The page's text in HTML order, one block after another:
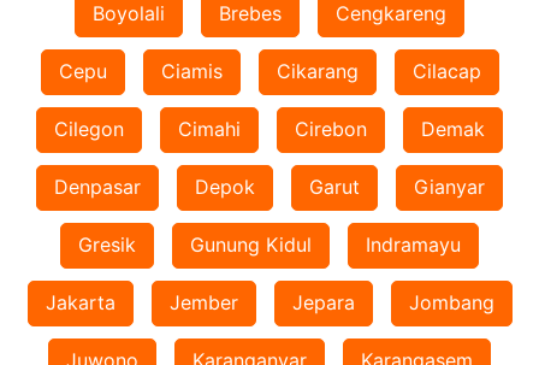
Boyolali Brebes Cengkareng
Cepu Ciamis Cikarang Cilacap
Cilegon Cimahi Cirebon Demak
Denpasar Depok Garut Gianyar
Gresik Gunung Kidul Indramayu
Jakarta Jember Jepara Jombang